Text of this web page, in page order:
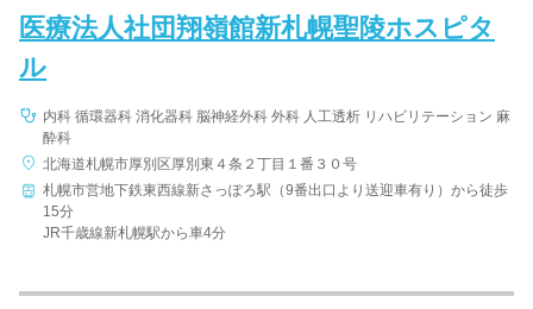
医療法人社団翔嶺館新札幌聖陵ホスピタ
ル
内科 循環器科 消化器科 脳神経外科 外科 人工透析 リハビリテーション 麻
酔科
北海道札幌市厚別区厚別東４条２丁目１番３０号
札幌市営地下鉄東西線新さっぽろ駅（9番出口より送迎車有り）から徒歩
15分
JR千歳線新札幌駅から車4分